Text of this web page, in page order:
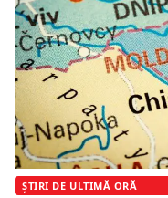
ȘTIRI DE ULTIMĂ ORĂ